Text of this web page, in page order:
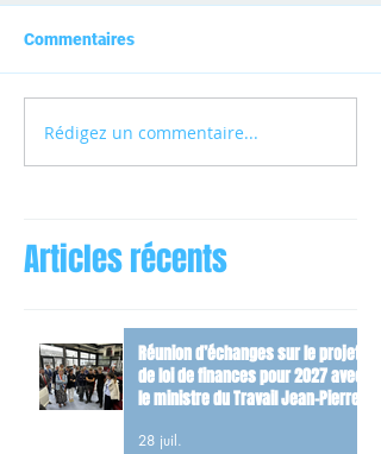
Commentaires
Rédigez un commentaire...
Articles récents
Réunion d’échanges sur le projet
de loi de finances pour 2027 avec
le ministre du Travail Jean-Pierre
28 juil.